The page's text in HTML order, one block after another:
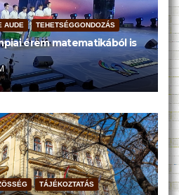
AUDE TEHETSÉGGONDOZÁS
érem matematikából is
TÁJÉKOZTATÁS